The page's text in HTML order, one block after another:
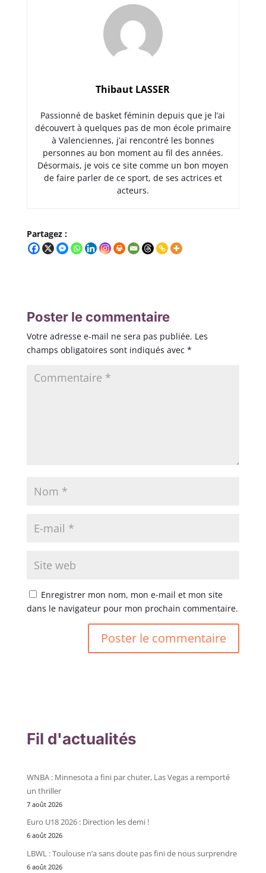
Thibaut LASSER
Passionné de basket féminin depuis que je l’ai
découvert à quelques pas de mon école primaire
à Valenciennes, j’ai rencontré les bonnes
personnes au bon moment au fil des années.
Désormais, je vois ce site comme un bon moyen
de faire parler de ce sport, de ses actrices et
acteurs.
Partagez :
Poster le commentaire
Votre adresse e-mail ne sera pas publiée. Les
champs obligatoires sont indiqués avec *
Enregistrer mon nom, mon e-mail et mon site
dans le navigateur pour mon prochain commentaire.
Fil d'actualités
WNBA : Minnesota a fini par chuter, Las Vegas a remporté
un thriller
7 août 2026
Euro U18 2026 : Direction les demi !
6 août 2026
LBWL : Toulouse n’a sans doute pas fini de nous surprendre
6 août 2026